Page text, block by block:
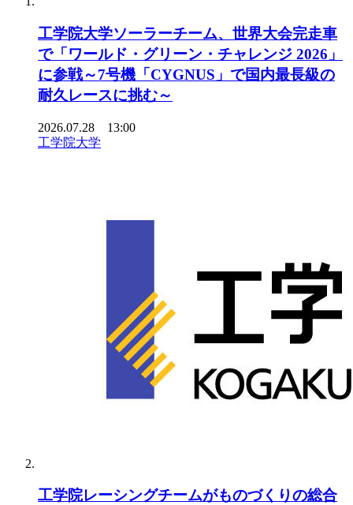
工学院大学ソーラーチーム、世界大会完走車
で「ワールド・グリーン・チャレンジ 2026」
に参戦～7号機「CYGNUS」で国内最長級の
耐久レースに挑む～
2026.07.28 13:00
工学院大学
工学院レーシングチームがものづくりの総合